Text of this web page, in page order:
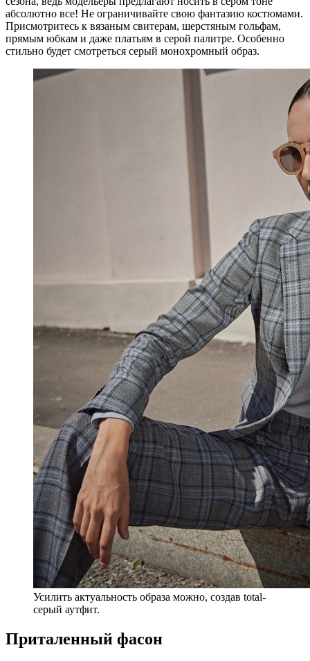
абсолютно все! Не ограничивайте свою фантазию костюмами.
Присмотритесь к вязаным свитерам, шерстяным гольфам,
прямым юбкам и даже платьям в серой палитре. Особенно
стильно будет смотреться серый монохромный образ.
Усилить актуальность образа можно, создав total-
серый аутфит.
Приталенный фасон